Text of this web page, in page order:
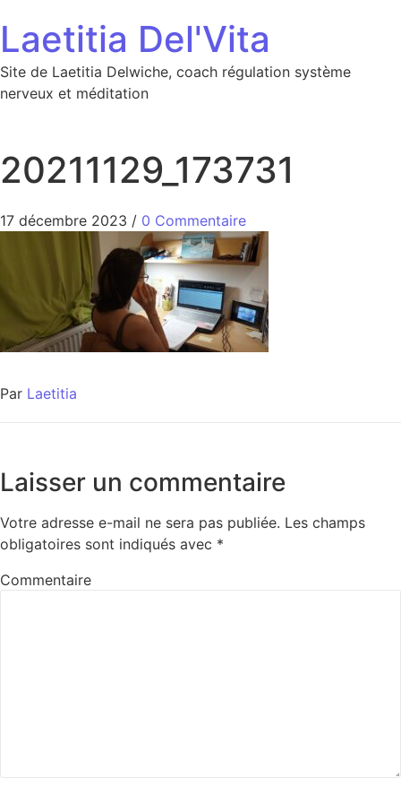
Laetitia Del'Vita
Site de Laetitia Delwiche, coach régulation système
nerveux et méditation
20211129_173731
17 décembre 2023 / 0 Commentaire
Par Laetitia
Laisser un commentaire
Votre adresse e-mail ne sera pas publiée. Les champs
obligatoires sont indiqués avec *
Commentaire